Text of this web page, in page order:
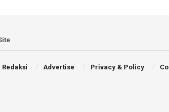
Redaksi Advertise Privacy & Policy